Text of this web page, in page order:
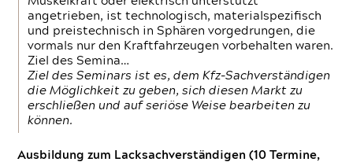
angetrieben, ist technologisch, materialspezifisch
und preistechnisch in Sphären vorgedrungen, die
vormals nur den Kraftfahrzeugen vorbehalten waren.
Ziel des Semina…
Ziel des Seminars ist es, dem Kfz-Sachverständigen
die Möglichkeit zu geben, sich diesen Markt zu
erschließen und auf seriöse Weise bearbeiten zu
können.
Ausbildung zum Lacksachverständigen (10 Termine,